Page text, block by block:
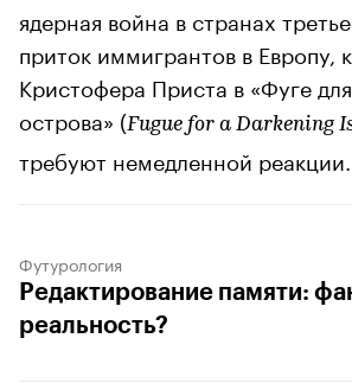
ядерная война в странах
приток иммигрантов в Европу,
Кристофера Приста в «Фуге
острова» (Fugue for a Darkening
требуют немедленной реакции.
Футурология
Редактирование памяти:
реальность?